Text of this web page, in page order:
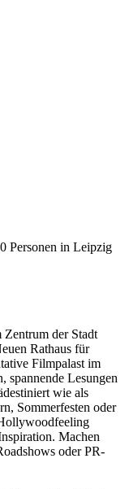
Personen in Leipzig
der Stadt
Rathaus für
Filmpalast im
spannende Lesungen
wie als
Sommerfesten oder
Machen
oder PR-